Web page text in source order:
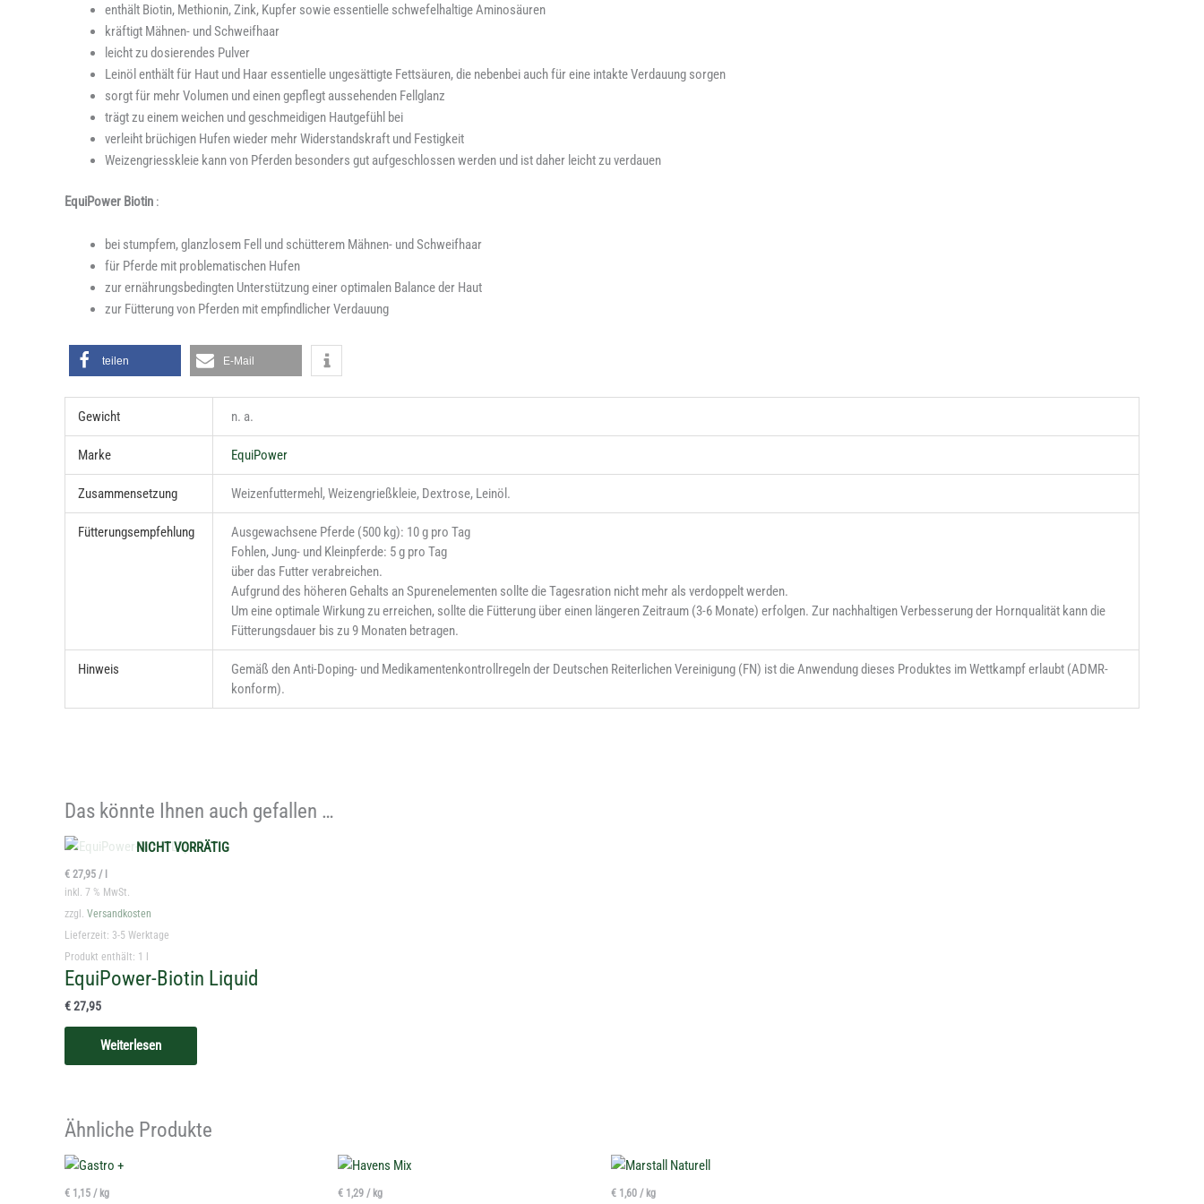
enthält Biotin, Methionin, Zink, Kupfer sowie essentielle schwefelhaltige Aminosäuren
kräftigt Mähnen- und Schweifhaar
leicht zu dosierendes Pulver
Leinöl enthält für Haut und Haar essentielle ungesättigte Fettsäuren, die nebenbei auch für eine intakte Verdauung sorgen
sorgt für mehr Volumen und einen gepflegt aussehenden Fellglanz
trägt zu einem weichen und geschmeidigen Hautgefühl bei
verleiht brüchigen Hufen wieder mehr Widerstandskraft und Festigkeit
Weizengriesskleie kann von Pferden besonders gut aufgeschlossen werden und ist daher leicht zu verdauen
EquiPower Biotin :
bei stumpfem, glanzlosem Fell und schütterem Mähnen- und Schweifhaar
für Pferde mit problematischen Hufen
zur ernährungsbedingten Unterstützung einer optimalen Balance der Haut
zur Fütterung von Pferden mit empfindlicher Verdauung
teilen E-Mail
Gewicht n. a.
Marke EquiPower
Zusammensetzung Weizenfuttermehl, Weizengrießkleie, Dextrose, Leinöl.
Fütterungsempfehlung
Ausgewachsene Pferde (500 kg): 10 g pro Tag
Fohlen, Jung- und Kleinpferde: 5 g pro Tag
über das Futter verabreichen.
Aufgrund des höheren Gehalts an Spurenelementen sollte die Tagesration nicht mehr als verdoppelt werden.
Um eine optimale Wirkung zu erreichen, sollte die Fütterung über einen längeren Zeitraum (3-6 Monate) erfolgen. Zur nachhaltigen Verbesserung der Hornqualität kann die
Fütterungsdauer bis zu 9 Monaten betragen.
Hinweis
Gemäß den Anti-Doping- und Medikamentenkontrollregeln der Deutschen Reiterlichen Vereinigung (FN) ist die Anwendung dieses Produktes im Wettkampf erlaubt (ADMR-
konform).
Das könnte Ihnen auch gefallen …
NICHT VORRÄTIG
€ 27,95 / l
inkl. 7 % MwSt.
zzgl. Versandkosten
Lieferzeit: 3-5 Werktage
Produkt enthält: 1 l
EquiPower-Biotin Liquid
€27,95
Weiterlesen
Ähnliche Produkte
€ 1,15 / kg
€ 1,29 / kg
€ 1,60 / kg